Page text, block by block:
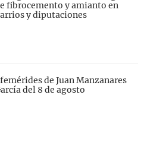
fibrocemento y amianto en
y diputaciones
de Juan Manzanares
del 8 de agosto